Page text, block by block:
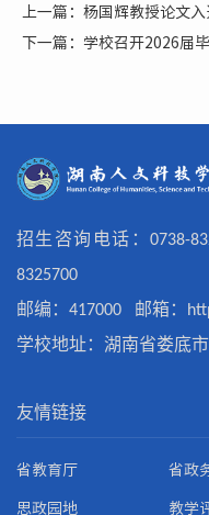
上一篇：杨国辉教授论文
下一篇：学校召开2026届
招生咨询电话：0738-
8325700
邮编：417000 邮箱：
学校地址：湖南省娄底
友情链接
省教育厅 省政
思政园地 教学